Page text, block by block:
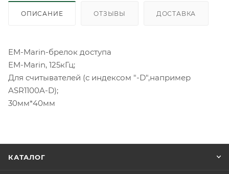
ОПИСАНИЕ ОТЗЫВЫ ДОСТАВКА
EM-Marin-брелок доступа
EM-Marin, 125кГц;
Для считывателей (с индексом "-D",например
ASR1100A-D);
30мм*40мм
КАТАЛОГ